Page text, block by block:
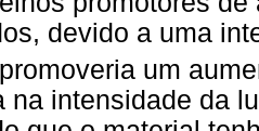
devido a uma
um
na intensidade da